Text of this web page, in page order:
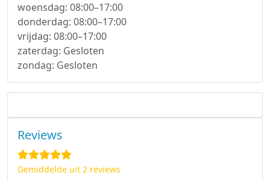
woensdag: 08:00–17:00
donderdag: 08:00–17:00
vrijdag: 08:00–17:00
zaterdag: Gesloten
zondag: Gesloten
Reviews
Gemiddelde uit 2 reviews